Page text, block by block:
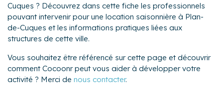
Cuques ? Découvrez dans cette fiche les professionnels
pouvant intervenir pour une location saisonnière à Plan-
de-Cuques et les informations pratiques liées aux
structures de cette ville.
Vous souhaitez être référencé sur cette page et découvrir
comment Cocoonr peut vous aider à développer votre
activité ? Merci de nous contacter.